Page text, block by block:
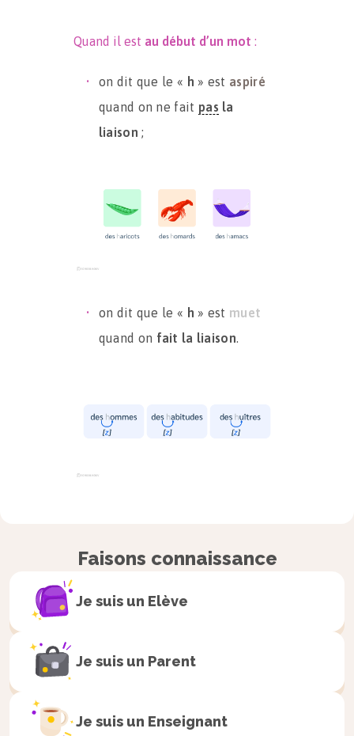
Quand il est au début d’un mot :
on dit que le « h » est aspiré
quand on ne fait pas la
liaison ;
on dit que le « h » est muet
quand on fait la liaison.
Exemple
Entraîne-toi à lire des mots.
Faisons connaissance
Je suis un Elève
Je suis un Parent
Je suis un Enseignant